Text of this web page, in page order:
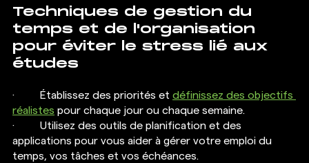
Techniques de gestion du
temps et de l'organisation
pour éviter le stress lié aux
études
·  	Établissez des priorités et définissez des objectifs
réalistes pour chaque jour ou chaque semaine.
·  	Utilisez des outils de planification et des
applications pour vous aider à gérer votre emploi du
temps, vos tâches et vos échéances.